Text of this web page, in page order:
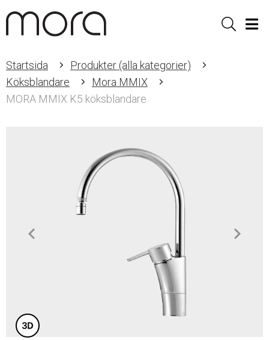
Sök
Startsida
Produkter (alla kategorier)
Köksblandare
Mora MMIX
MORA MMIX K5 köksblandare